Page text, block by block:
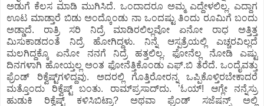
ಅಡುಗೆ ಕೆಲಸ ಮಾಡಿ ಮುಗಿಸಿದೆ. ಒಂದಾದರೂ ಅಮ್ಮ ಎದ್ದೇಳಲಿಲ್ಲ. ಎದ್ದಾಗ
ಊಟ ಮಾಡ್ತಾರೆ ಬಿಡು ಅಂದ್ಕೊಂಡು ನಾ ಒಂದಷ್ಟು ತಿಂದು ರೂಮಿಗೆ ಬಂದು
ಅಡ್ಡಾದೆ. ರಾತ್ರಿ ಸರಿ ನಿದ್ರೆ ಮಾಡಿರಲಿಲ್ಲವೋ ಏನೋ ರಾಧ ಅತ್ತಿತ್ತ
ಮಿಸುಕಾಡದಂತೆ ನಿದ್ರೆ ಹೋಗಿದ್ದಳು. ನಿನ್ನೆ ಆಸ್ಪತ್ರೆಯಲ್ಲಿ ಎಚ್ಚರವಿಲ್ಲದೆ
ಮಲಗಿದ್ದಕ್ಕೊ ಏನೋ ನನಗೆ ನಿದ್ರೆ ಹತ್ತಲಿಲ್ಲ. ಫೋನೆಲ್ಲ ನೋಡಿ ಎಷ್ಟು
ದಿನಗಳಾಗಿ ಹೋಯ್ತಲ್ಲ ಅಂತ ಫೋನೆತ್ತಿಕೊಂಡು ಎಫ್.ಬಿ ತೆರೆದೆ. ಒಂದೈವತ್ತು
ಫ್ರೆಂಡ್‌ ರಿಕ್ವೆಷ್ಟ್‌ಗಳಿದ್ದವು. ಅದರಲ್ಲಿ ಗೊತ್ತಿರೋರನ್ನ ಒಪ್ಪಿಕೊಳ್ತಿರಬೇಕಾದರೆ
ಮತ್ತೊಂದು ರಿಕ್ವೆಷ್ಟ್‌ ಬಂತು. ರಾಮ್‌ಪ್ರಸಾದ್‌ದು. ʼಓಯ್!‌ ಆಗ್ಲೇ ನನ್ನೆಸ್ರು
ಹುಡುಕಿ ರಿಕ್ವೆಷ್ಟ್‌ ಕಳಿಸಿಬಿಟ್ರಾ? ಅಥವಾ ಫ್ರೆಂಡ್‌ ಸಜೆಷನ್ಸ್‌ ಅಲ್ಲಿ